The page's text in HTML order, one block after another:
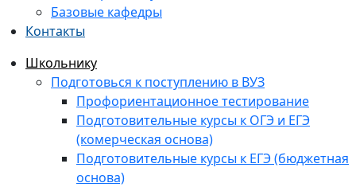
Базовые кафедры
Контакты
Школьнику
Подготовься к поступлению в ВУЗ
Профориентационное тестирование
Подготовительные курсы к ОГЭ и ЕГЭ
(комерческая основа)
Подготовительные курсы к ЕГЭ (бюджетная
основа)